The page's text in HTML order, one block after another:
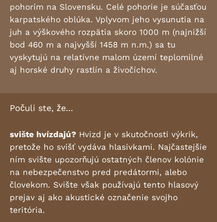
pohorím na Slovensku. Celé pohorie je súčasťou
karpatského oblúka. Vplyvom jeho vysunutia na
juh a výškového rozpätia skoro 1000 m (najnižší
bod 460 m a najvyšší 1458 m n.m.) sa tu
vyskytujú na relatívne malom území teplomilné
aj horské druhy rastlín a živočíchov.
Počuli ste, že...
svište hvízdajú? Hvizd je v skutočnosti výkrik,
pretože ho svišť vydáva hlasivkami. Najčastejšie
ním svište upozorňujú ostatných členov kolónie
na nebezpečenstvo pred predátormi, alebo
človekom. Svište však používajú tento hlasový
prejav aj ako akustické označenie svojho
teritória.